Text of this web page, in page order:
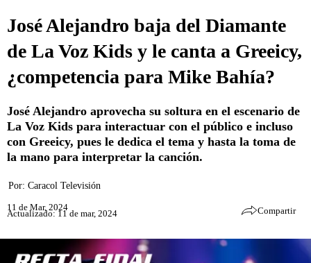
José Alejandro baja del Diamante
de La Voz Kids y le canta a Greeicy,
¿competencia para Mike Bahía?
José Alejandro aprovecha su soltura en el escenario de
La Voz Kids para interactuar con el público e incluso
con Greeicy, pues le dedica el tema y hasta la toma de
la mano para interpretar la canción.
Por: Caracol Televisión
11 de Mar, 2024
Actualizado: 11 de mar, 2024 Compartir